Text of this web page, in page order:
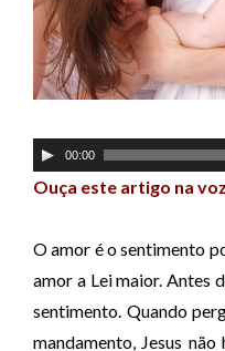
T
o
a
d
o
r
00:00
Ouça este artigo na
O amor é o sentimento
amor a Lei maior. Antes
sentimento. Quando
mandamento, Jesus